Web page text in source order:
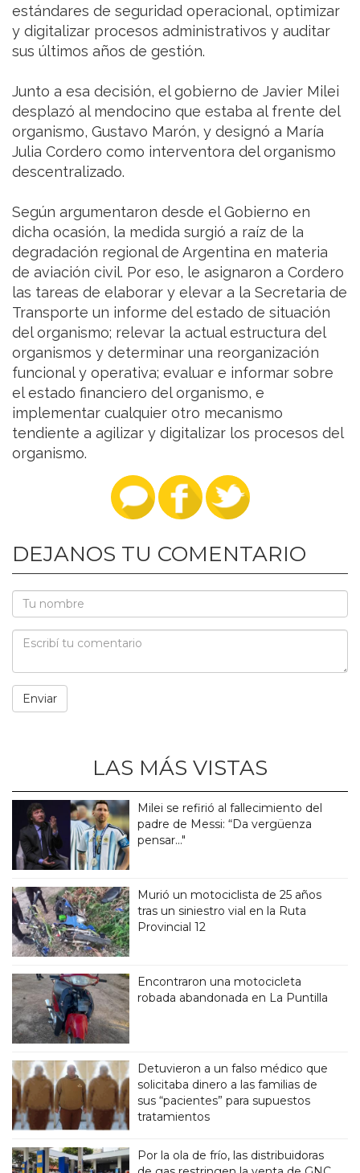
estándares de seguridad operacional, optimizar
y digitalizar procesos administrativos y auditar
sus últimos años de gestión.
Junto a esa decisión, el gobierno de Javier Milei
desplazó al mendocino que estaba al frente del
organismo, Gustavo Marón, y designó a María
Julia Cordero como interventora del organismo
descentralizado.
Según argumentaron desde el Gobierno en
dicha ocasión, la medida surgió a raíz de la
degradación regional de Argentina en materia
de aviación civil. Por eso, le asignaron a Cordero
las tareas de elaborar y elevar a la Secretaria de
Transporte un informe del estado de situación
del organismo; relevar la actual estructura del
organismos y determinar una reorganización
funcional y operativa; evaluar e informar sobre
el estado financiero del organismo, e
implementar cualquier otro mecanismo
tendiente a agilizar y digitalizar los procesos del
organismo.
DEJANOS TU COMENTARIO
LAS MÁS VISTAS
Milei se refirió al fallecimiento del
padre de Messi: “Da vergüenza
pensar..."
Murió un motociclista de 25 años
tras un siniestro vial en la Ruta
Provincial 12
Encontraron una motocicleta
robada abandonada en La Puntilla
Detuvieron a un falso médico que
solicitaba dinero a las familias de
sus “pacientes” para supuestos
tratamientos
Por la ola de frío, las distribuidoras